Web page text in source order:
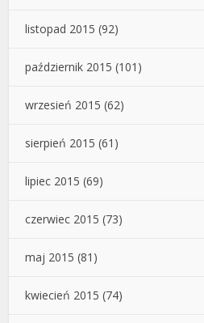
listopad 2015 (92)
październik 2015 (101)
wrzesień 2015 (62)
sierpień 2015 (61)
lipiec 2015 (69)
czerwiec 2015 (73)
maj 2015 (81)
kwiecień 2015 (74)